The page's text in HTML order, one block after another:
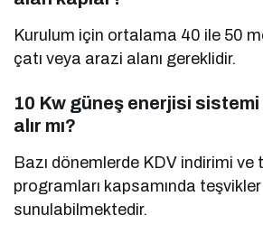
Kurulum için ortalama 40 ile 50
çatı veya arazi alanı gereklidir.
10 Kw güneş enerjisi
alır mı?
Bazı dönemlerde KDV indirimi ve
programları kapsamında teşvikler
sunulabilmektedir.